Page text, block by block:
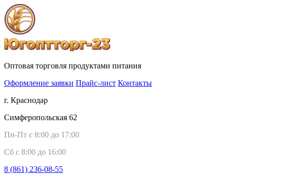
Оптовая торговля продуктами питания
Оформление заявки Прайс-лист Контакты
г. Краснодар
Симферопольская 62
Пн-Пт с 8:00 до 17:00
Сб с 8:00 до 16:00
8 (861) 236-08-55